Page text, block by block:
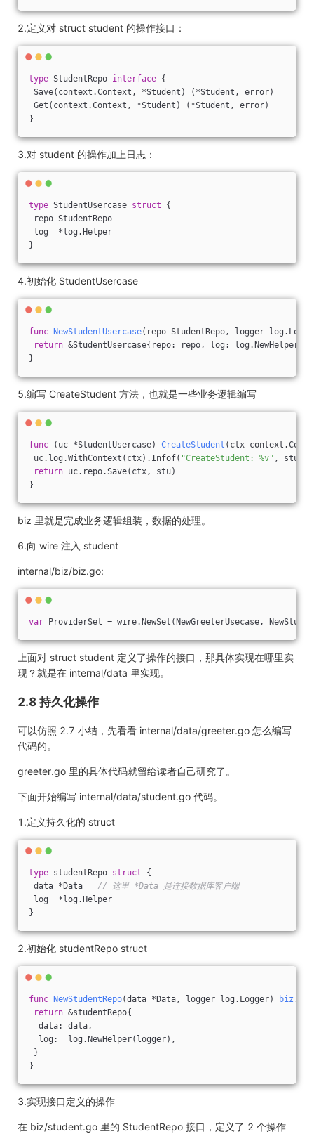
2.定义对 struct student 的操作接口：
type StudentRepo interface {
Save(context.Context, *Student) (*Student, error)
Get(context.Context, *Student) (*Student, error)
}
3.对 student 的操作加上日志：
type StudentUsercase struct {
repo StudentRepo
log  *log.Helper
}
4.初始化 StudentUsercase
func NewStudentUsercase(repo StudentRepo, logger
return &StudentUsercase{repo: repo, log:
}
5.编写 CreateStudent 方法，也就是一些业务逻辑编写
func (uc *StudentUsercase) CreateStudent (ctx
uc.log.WithContext(ctx).Infof( "CreateStudent: %v" ,
return uc.repo.Save(ctx, stu)
}
biz 里就是完成业务逻辑组装，数据的处理。
6.向 wire 注入 student
internal/biz/biz.go:
var ProviderSet = wire.NewSet(NewGreeterUsecase,
上面对 struct student 定义了操作的接口，那具体实现在哪里实
现？就是在 internal/data 里实现。
2.8 持久化操作
可以仿照 2.7 小结，先看看 internal/data/greeter.go 怎么编写
代码的。
greeter.go 里的具体代码就留给读者自己研究了。
下面开始编写 internal/data/student.go 代码。
1.定义持久化的 struct
type studentRepo struct {
data *Data // 这里 *Data 是连接数据库客户端
log  *log.Helper
}
2.初始化 studentRepo struct
func NewStudentRepo(data *Data, logger log.Logger) biz .
return &studentRepo{
data: data,
log:  log.NewHelper(logger),
}
}
3.实现接口定义的操作
在 biz/student.go 里的 StudentRepo 接口，定义了 2 个操作